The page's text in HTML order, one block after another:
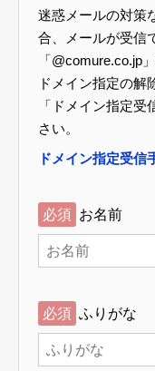
迷惑メールの対策
合、メールが受信
「@comure.co.jp
ドメイン指定の解
「ドメイン指定
さい。
ドメイン指定受信
必須 お名前
必須 ふりがな